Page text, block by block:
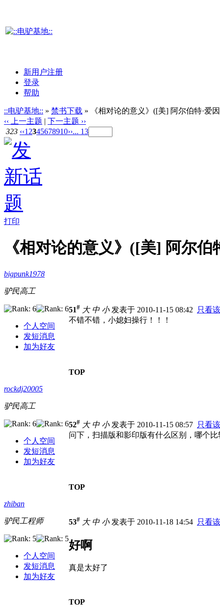
新用户注册
登录
帮助
::电驴基地:: » 禁书下载 » 《相对论的意义》([美] 阿尔伯特·爱
‹‹ 上一主题 | 下一主题 ››
323 ‹‹1 2345678910››... 13
打印
《相对论的意义》([美] 阿尔
bigpunk1978
驴民高工
个人空间
发短消息
加为好友
51# 大 中 小发表于 2010-11-15 08:42
只看
不错不错，小媳妇操行！！！
TOP
rockdj20005
驴民高工
个人空间
发短消息
加为好友
52# 大 中 小发表于 2010-11-15 08:57 只看
问下，扫描版和影印版有什么区别，哪个
TOP
zhiban
驴民工程师
个人空间
发短消息
加为好友
53# 大 中 小发表于 2010-11-18 14:54 只看
好啊
真是太好了
TOP